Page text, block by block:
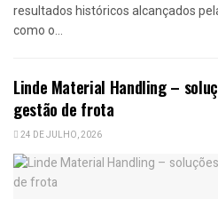
resultados históricos alcançados
como o...
Linde Material Handling –
gestão de frota
24 DE JULHO, 2026